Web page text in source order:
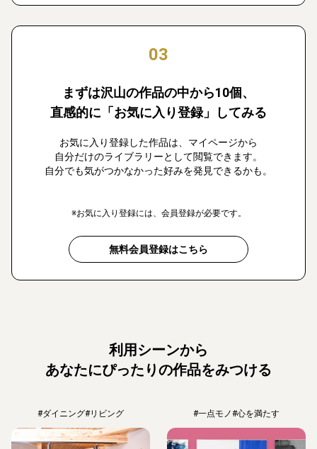
03
まずは沢山の作品の中から10個、
直感的に「お気に入り登録」してみる
お気に入り登録した作品は、マイページから
自分だけのライブラリーとして閲覧できます。
自分でも気がつかなかった好みを発見できるかも。
※お気に入り登録には、会員登録が必要です。
無料会員登録はこちら
利用シーンから
あなたにぴったりの作品をみつける
#ダイニング#リビング #一点モノ#心を満たす